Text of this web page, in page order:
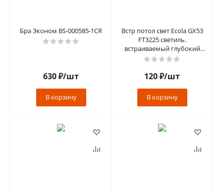
Бра Эконом BS-000585-1CR
630₽/шт
В корзину
Встр потол свет Ecola GX53
FT3225 светиль.
встраиваемый глубокий
легкий хром 27х109
120₽/шт
В корзину